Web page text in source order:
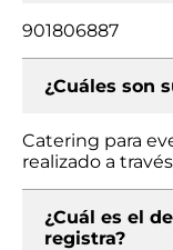
901806887
¿Cuáles son
Catering para
realizado a
¿Cuál es el
registra?